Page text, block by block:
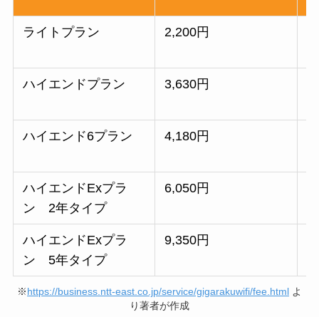
ライトプラン 2,200円
ハイエンドプラン 3,630円
ハイエンド6プラン 4,180円
ハイエンドExプラ
ン 2年タイプ
6,050円
ハイエンドExプラ
ン 5年タイプ
9,350円
※https://business.ntt-east.co.jp/service/gigarakuwifi/fee.html よ
り著者が作成